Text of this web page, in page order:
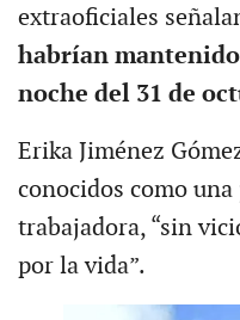
extraoficiales
habrían
noche del 31 de
Erika Jiménez
conocidos como
trabajadora, “sin
por la vida”.